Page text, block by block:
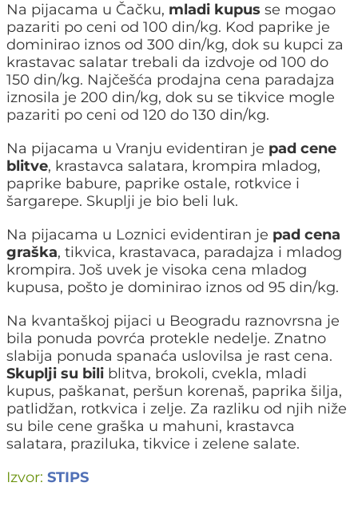
Na pijacama u Čačku, mladi kupus se mogao
pazariti po ceni od 100 din/kg. Kod paprike je
dominirao iznos od 300 din/kg, dok su kupci za
krastavac salatar trebali da izdvoje od 100 do
150 din/kg. Najčešća prodajna cena paradajza
iznosila je 200 din/kg, dok su se tikvice mogle
pazariti po ceni od 120 do 130 din/kg.
Na pijacama u Vranju evidentiran je pad cene
blitve, krastavca salatara, krompira mladog,
paprike babure, paprike ostale, rotkvice i
šargarepe. Skuplji je bio beli luk.
Na pijacama u Loznici evidentiran je pad cena
graška, tikvica, krastavaca, paradajza i mladog
krompira. Još uvek je visoka cena mladog
kupusa, pošto je dominirao iznos od 95 din/kg.
Na kvantaškoj pijaci u Beogradu raznovrsna je
bila ponuda povrća protekle nedelje. Znatno
slabija ponuda spanaća uslovilsa je rast cena.
Skuplji su bili blitva, brokoli, cvekla, mladi
kupus, paškanat, peršun korenaš, paprika šilja,
patlidžan, rotkvica i zelje. Za razliku od njih niže
su bile cene graška u mahuni, krastavca
salatara, praziluka, tikvice i zelene salate.
Izvor: STIPS